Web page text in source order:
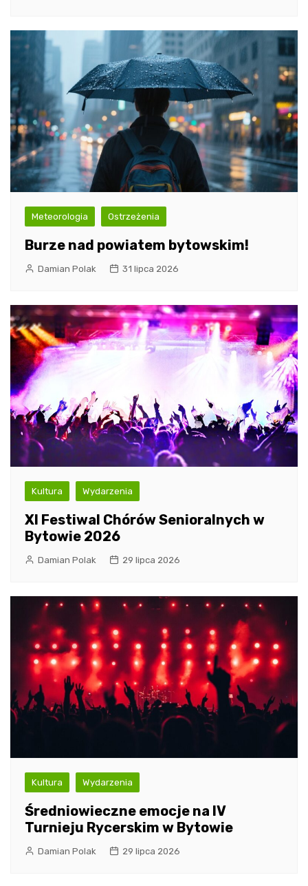
Meteorologia Ostrzeżenia
Burze nad powiatem bytowskim!
Damian Polak 31 lipca 2026
Kultura Wydarzenia
XI Festiwal Chórów Senioralnych w
Bytowie 2026
Damian Polak 29 lipca 2026
Kultura Wydarzenia
Średniowieczne emocje na IV
Turnieju Rycerskim w Bytowie
Damian Polak 29 lipca 2026